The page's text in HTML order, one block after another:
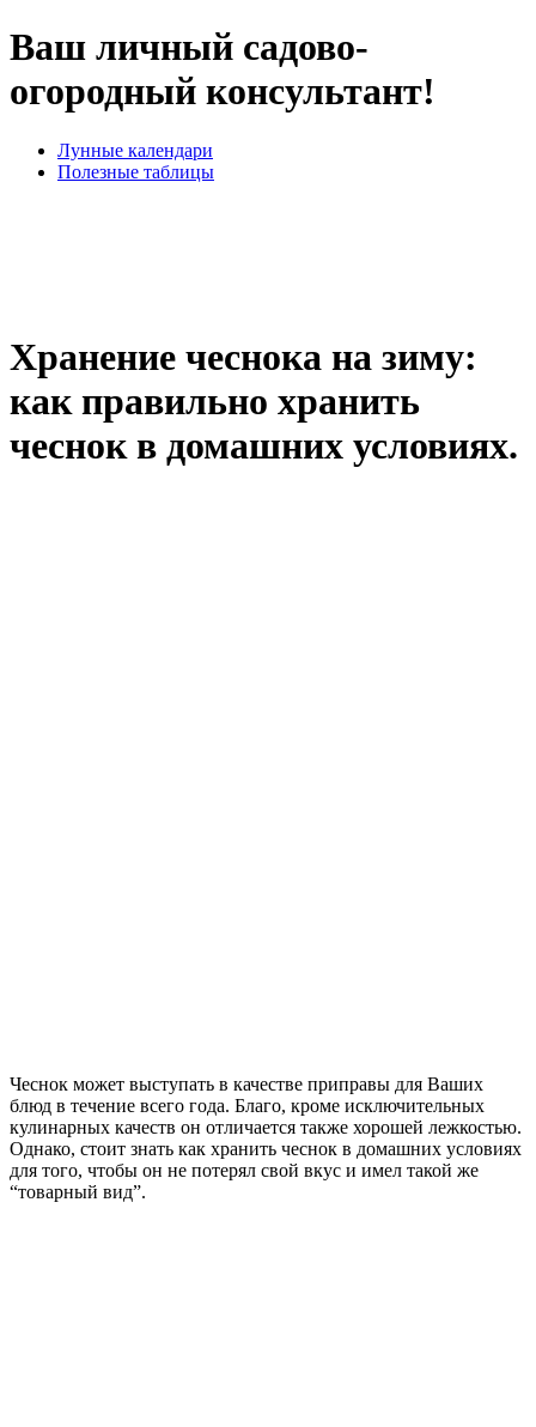
Ваш личный садово-
огородный консультант!
Лунные календари
Полезные таблицы
Хранение чеснока на зиму:
как правильно хранить
чеснок в домашних условиях.
Чеснок может выступать в качестве приправы для Ваших
блюд в течение всего года. Благо, кроме исключительных
кулинарных качеств он отличается также хорошей лежкостью.
Однако, стоит знать как хранить чеснок в домашних условиях
для того, чтобы он не потерял свой вкус и имел такой же
“товарный вид”.